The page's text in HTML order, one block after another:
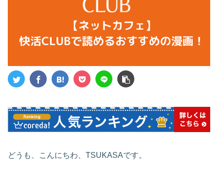
どうも、こんにちわ、TSUKASAです。